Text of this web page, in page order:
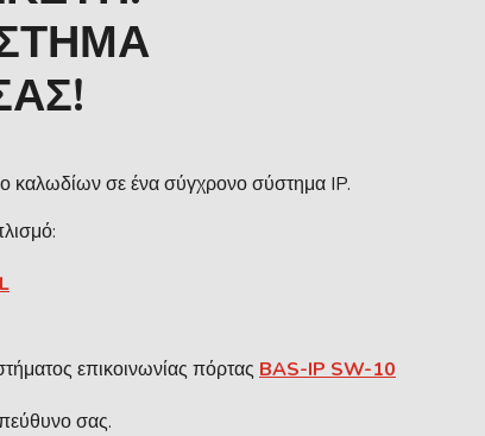
καλωδίων σε ένα σύγχρονο σύστημα IP.
επικοινωνίας πόρτας BAS-IP SW-10
σας.